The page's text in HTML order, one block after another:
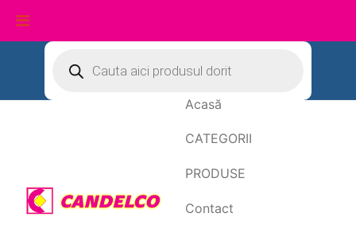
conținut
search
Acasă
CATEGORII
PRODUSE
Contact